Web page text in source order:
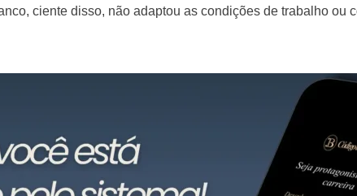
ciente disso, não adaptou as condições de trabalho